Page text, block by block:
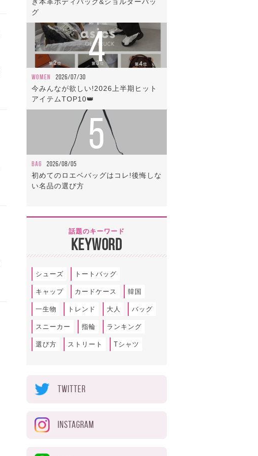
グ
4
WOMEN 2026/07/30
今みんなが欲しい!2026上半期ヒット
アイテムTOP10👑
5
BAG 2026/08/05
初めてのロエベバッグはコレ!後悔しな
い名品の選び方
話題のキーワード
KEYWORD
シューズ トートバッグ
キャップ カードケース 韓国
一生物 トレンド 大人 バッグ
スニーカー 指輪 ランキング
選び方 ストリート Tシャツ
TWITTER
INSTAGRAM